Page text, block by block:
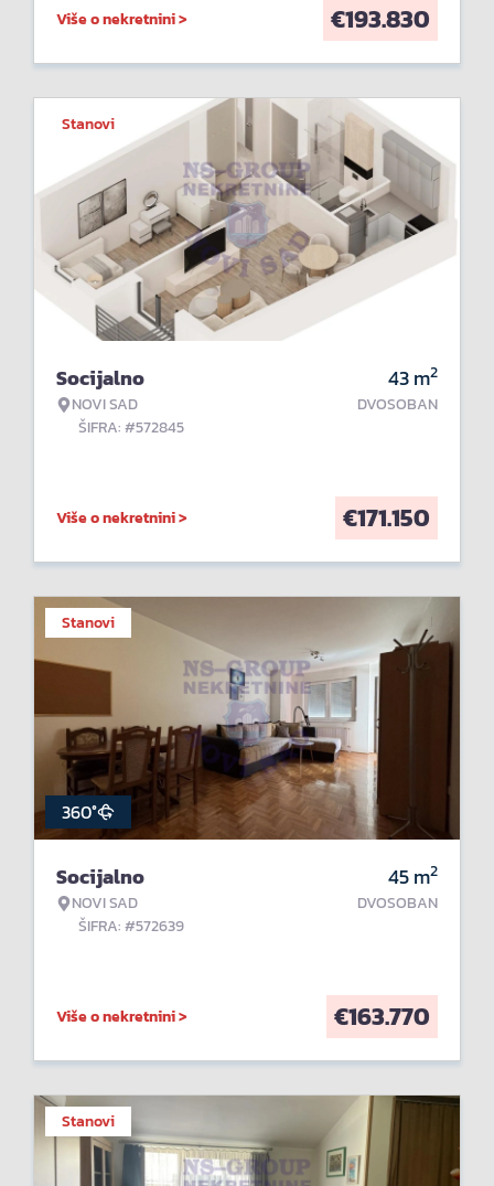
Više o nekretnini > €193.830
Stanovi
Socijalno
NOVI SAD
ŠIFRA: #572845
43m2
DVOSOBAN
Više o nekretnini > €171.150
Stanovi
360°
Socijalno
NOVI SAD
ŠIFRA: #572639
45m2
DVOSOBAN
Više o nekretnini > €163.770
Stanovi